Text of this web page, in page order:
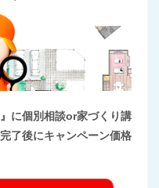
に個別相談or家づくり講
了後にキャンペーン価格